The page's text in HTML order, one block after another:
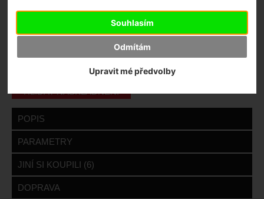
Souhlasím
Odmítám
Upravit mé předvolby
Kód výrobce:
Ne
24 měsíců
699,- Kč s DPH
HLÍDAT NASKLADNĚNÍ
POPIS
PARAMETRY
JINÍ SI KOUPILI (6)
DOPRAVA